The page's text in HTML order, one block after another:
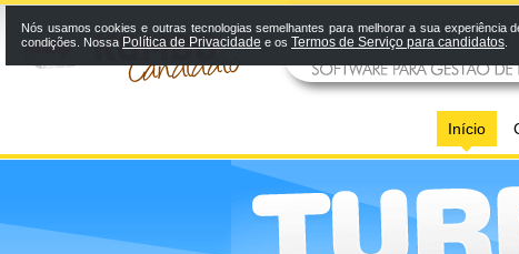
Início
Nós usamos cookies e outras tecnologias semelhantes para melhorar a sua
condições. Nossa Política de Privacidade e os Termos de Serviço para candidatos